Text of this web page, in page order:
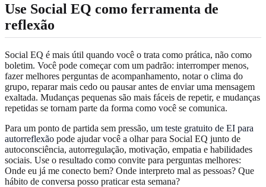
Use Social EQ como ferramenta de
reflexão
Social EQ é mais útil quando você o trata como prática, não como
boletim. Você pode começar com um padrão: interromper menos,
fazer melhores perguntas de acompanhamento, notar o clima do
grupo, reparar mais cedo ou pausar antes de enviar uma mensagem
exaltada. Mudanças pequenas são mais fáceis de repetir, e mudanças
repetidas se tornam parte da forma como você se comunica.
Para um ponto de partida sem pressão, um teste gratuito de EI para
autorreflexão pode ajudar você a olhar para Social EQ junto de
autoconsciência, autorregulação, motivação, empatia e habilidades
sociais. Use o resultado como convite para perguntas melhores:
Onde eu já me conecto bem? Onde interpreto mal as pessoas? Que
hábito de conversa posso praticar esta semana?